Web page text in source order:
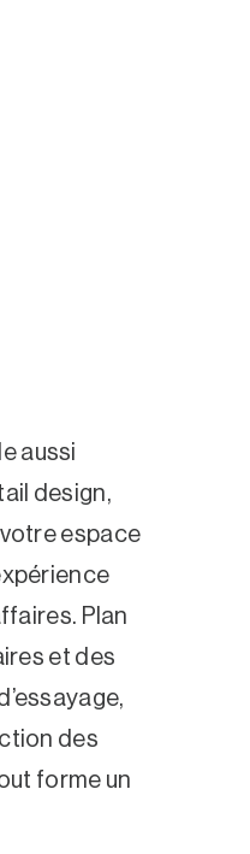
aussi
design,
espace
Plan
et des
des
forme un